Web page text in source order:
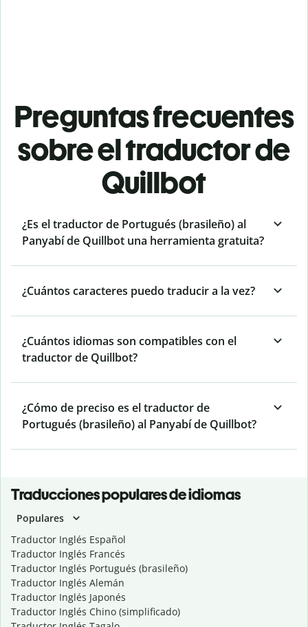
Preguntas frecuentes
sobre el traductor de
Quillbot
¿Es el traductor de Portugués (brasileño) al
Panyabí de Quillbot una herramienta gratuita?
¿Cuántos caracteres puedo traducir a la vez?
¿Cuántos idiomas son compatibles con el
traductor de Quillbot?
¿Cómo de preciso es el traductor de
Portugués (brasileño) al Panyabí de Quillbot?
Traducciones populares de idiomas
Populares
Traductor Inglés Español
Traductor Inglés Francés
Traductor Inglés Portugués (brasileño)
Traductor Inglés Alemán
Traductor Inglés Japonés
Traductor Inglés Chino (simplificado)